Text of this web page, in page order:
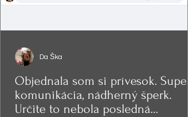
Objednala som si prívesok. Super
komunikácia, nádherný šperk.
Určite to nebola posledná
Da Ška